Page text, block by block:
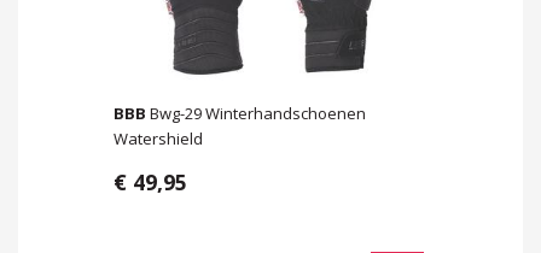
BBB Bwg-29 Winterhandschoenen
Watershield
€ 49,95